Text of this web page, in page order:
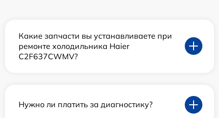
Какие запчасти вы устанавливаете при
ремонте холодильника Haier
C2F637CWMV?
Нужно ли платить за диагностику?